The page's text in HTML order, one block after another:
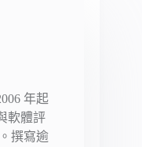
年起
軟體評
撰寫逾